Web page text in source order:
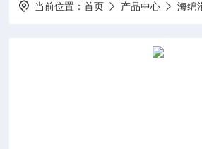
当前位置：首页 产品中心 海绵